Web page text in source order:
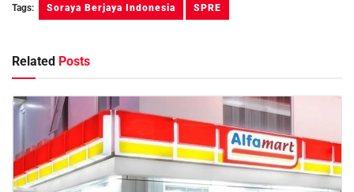
Tags: Soraya Berjaya Indonesia SPRE
Related Posts